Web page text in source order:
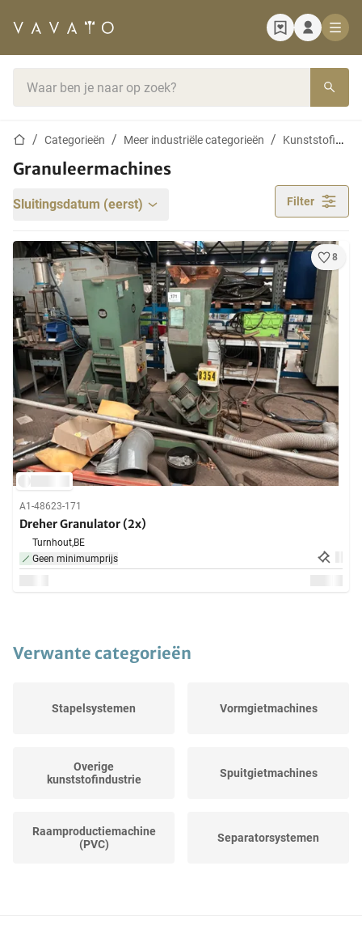
StartpaginaCategorieën Meer industriële categorieën Kunststofindustrie
Granuleermachines
Sluitingsdatum (eerst) Filter
8
A1-48623-171
Dreher Granulator (2x)
Turnhout,BE
Geen minimumprijs
Verwante categorieën
Stapelsystemen Vormgietmachines
Overige
kunststofindustrie
Spuitgietmachines
Raamproductiemachine
(PVC)
Separatorsystemen